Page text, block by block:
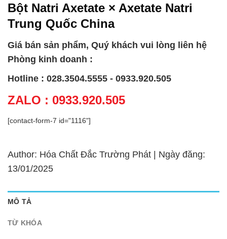
Bột Natri Axetate × Axetate Natri
Trung Quốc China
Giá bán sản phẩm, Quý khách vui lòng liên hệ
Phòng kinh doanh :
Hotline : 028.3504.5555 - 0933.920.505
ZALO : 0933.920.505
[contact-form-7 id="1116"]
Author: Hóa Chất Đắc Trường Phát | Ngày đăng:
13/01/2025
MÔ TẢ
TỪ KHÓA